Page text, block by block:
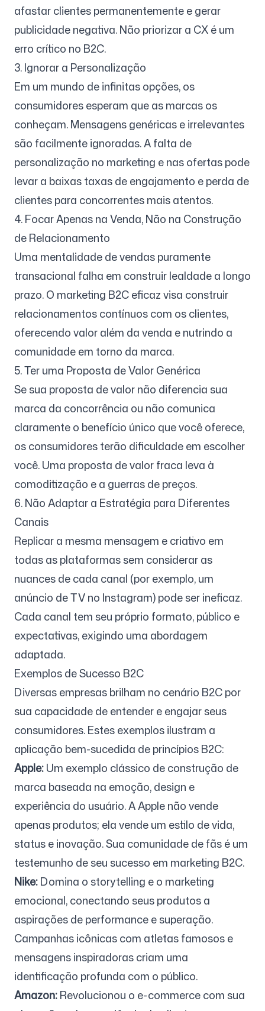
afastar clientes permanentemente e gerar
publicidade negativa. Não priorizar a CX é um
erro crítico no B2C.
3. Ignorar a Personalização
Em um mundo de infinitas opções, os
consumidores esperam que as marcas os
conheçam. Mensagens genéricas e irrelevantes
são facilmente ignoradas. A falta de
personalização no marketing e nas ofertas pode
levar a baixas taxas de engajamento e perda de
clientes para concorrentes mais atentos.
4. Focar Apenas na Venda, Não na Construção
de Relacionamento
Uma mentalidade de vendas puramente
transacional falha em construir lealdade a longo
prazo. O marketing B2C eficaz visa construir
relacionamentos contínuos com os clientes,
oferecendo valor além da venda e nutrindo a
comunidade em torno da marca.
5. Ter uma Proposta de Valor Genérica
Se sua proposta de valor não diferencia sua
marca da concorrência ou não comunica
claramente o benefício único que você oferece,
os consumidores terão dificuldade em escolher
você. Uma proposta de valor fraca leva à
comoditização e a guerras de preços.
6. Não Adaptar a Estratégia para Diferentes
Canais
Replicar a mesma mensagem e criativo em
todas as plataformas sem considerar as
nuances de cada canal (por exemplo, um
anúncio de TV no Instagram) pode ser ineficaz.
Cada canal tem seu próprio formato, público e
expectativas, exigindo uma abordagem
adaptada.
Exemplos de Sucesso B2C
Diversas empresas brilham no cenário B2C por
sua capacidade de entender e engajar seus
consumidores. Estes exemplos ilustram a
aplicação bem-sucedida de princípios B2C:
Apple:Um exemplo clássico de construção de
marca baseada na emoção, design e
experiência do usuário. A Apple não vende
apenas produtos; ela vende um estilo de vida,
status e inovação. Sua comunidade de fãs é um
testemunho de seu sucesso em marketing B2C.
Nike:Domina o storytelling e o marketing
emocional, conectando seus produtos a
aspirações de performance e superação.
Campanhas icônicas com atletas famosos e
mensagens inspiradoras criam uma
identificação profunda com o público.
Amazon:Revolucionou o e-commerce com sua